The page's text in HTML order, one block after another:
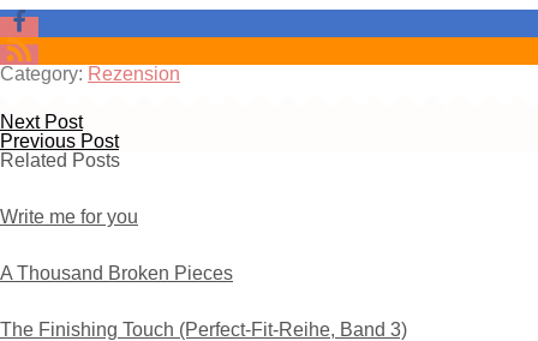
Category: Rezension
Next Post
Previous Post
Related Posts
Write me for you
A Thousand Broken Pieces
The Finishing Touch (Perfect-Fit-Reihe, Band 3)